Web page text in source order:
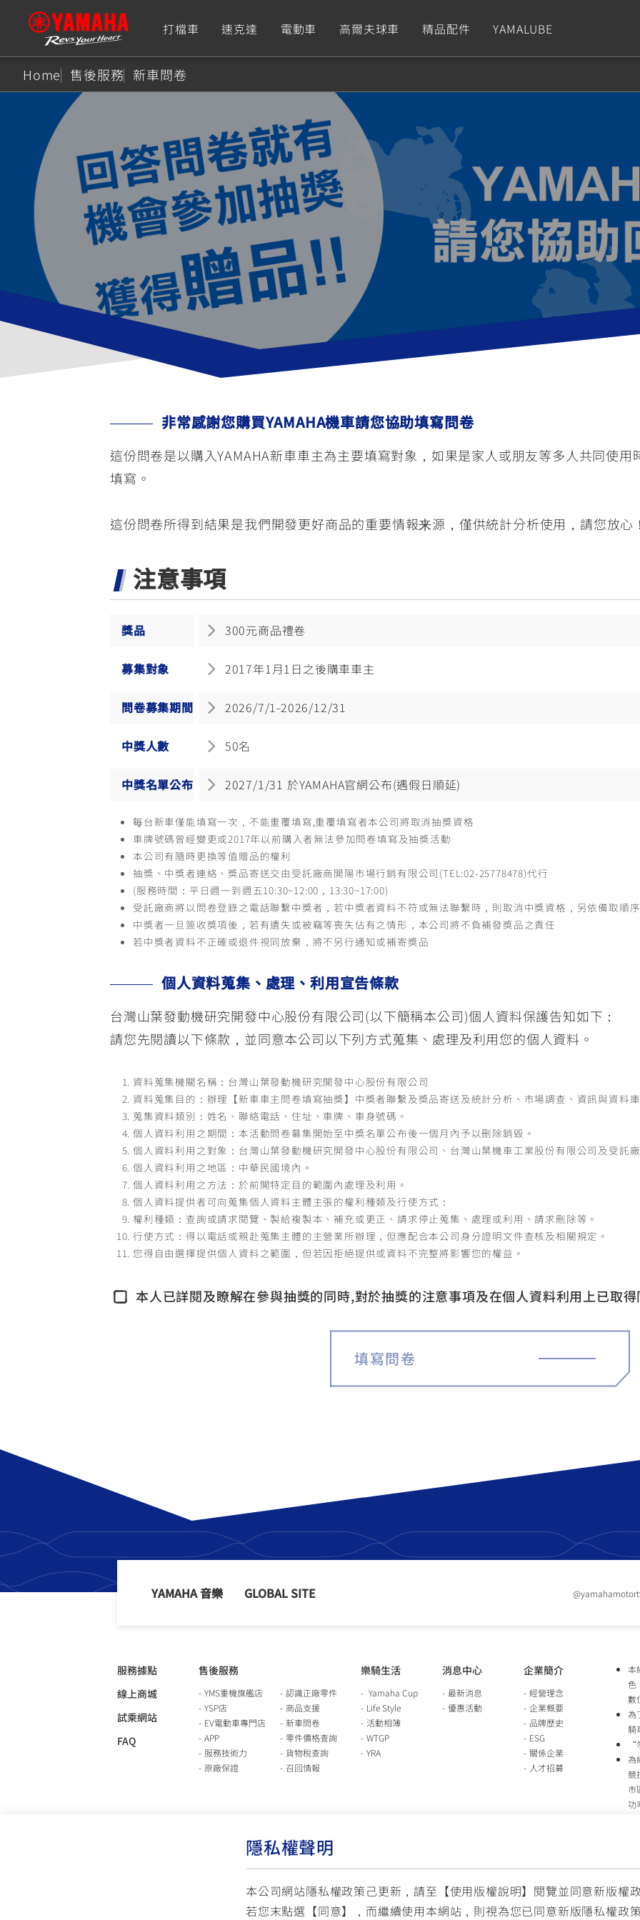
隱私權聲明
本公司網站隱私權政策己更新，請至【使用版權說明】閱覽並同意新版權
若您末點選【同意】，而繼續使用本網站，則視為您已同意新版隱私權政
打檔車 速克達 電動車 高爾夫球車 精品配件 YAMALUBE
Super Sport Hyper Naked
YZF-R9
550+
YZF-R7
550+
YZF-R3
150
MT-09 Y-AMT
550+
MT-09
550+
MT-07 Y-AMT
550+
MT-07
550+
MT-03
Premium Sport Fashion
TMAX
550+
XMAX
251~549
NMAX
150
CYGNUS XR
150
CYGNUS X
125
FORCE 2.0
125
Limi
125
Vinoora
BW'S
50
追蹤愛車
瀏覽紀錄
Home 售後服務 新車問卷
非常感謝您購買YAMAHA機車請您協助填寫問卷
這份問卷是以購入YAMAHA新車車主為主要填寫對象，如果是家人或朋友等多人共同使
填寫。
這份問卷所得到結果是我們開發更好商品的重要情報来源，僅供統計分析使用，請您放心
注意事項
獎品 300元商品禮卷
募集對象 2017年1月1日之後購車車主
問卷募集期間 2026/7/1-2026/12/31
中獎人數 50名
中獎名單公布 2027/1/31 於YAMAHA官網公布(遇假日順延)
毎台新車僅能填寫一次，不能重覆填寫,重覆填寫者本公司將取消抽獎資格
車牌號碼曾經變更或2017年以前購入者無法參加問卷填寫及抽獎活動
本公司有隨時更換等值贈品的權利
抽獎、中獎者連絡、獎品寄送交由受託廠商開陽市場行銷有限公司(TEL:02-25778478)代行
(服務時間：平日週一到週五10:30~12:00，13:30~17:00)
受託廠商將以問卷登錄之電話聯繫中獎者，若中獎者資料不符或無法聯繫時，則取消中獎資格，另依備取順
中獎者一旦簽收獎項後，若有遺失或被竊等喪失佔有之情形，本公司將不負補發獎品之責任
若中獎者資料不正確或退件視同放棄，將不另行通知或補寄獎品
個人資料蒐集、處理、利用宣告條款
台灣山葉發動機研究開發中心股份有限公司(以下簡稱本公司)個人資料保護告知如下：
請您先閱讀以下條款，並同意本公司以下列方式蒐集、處理及利用您的個人資料。
資料蒐集機關名稱：台灣山葉發動機研究開發中心股份有限公司
資料蒐集目的：辦理【新車車主問卷填寫抽獎】中獎者聯繫及獎品寄送及統計分析、市場調查、資訊與資料
蒐集資料類別：姓名、聯絡電話、住址、車牌、車身號碼。
個人資料利用之期間：本活動問卷募集開始至中獎名單公布後一個月內予以刪除銷毀。
個人資料利用之對象：台灣山葉發動機研究開發中心股份有限公司、台灣山葉機車工業股份有限公司及受託
個人資料利用之地區：中華民國境內。
個人資料利用之方法：於前開特定目的範圍內處理及利用。
個人資料提供者可向蒐集個人資料主體主張的權利種類及行使方式：
權利種類：查詢或請求閱覽、製給複製本、補充或更正、請求停止蒐集、處理或利用、請求刪除等。
行使方式：得以電話或親赴蒐集主體的主營業所辦理，但應配合本公司身分證明文件查核及相關規定。
您得自由選擇提供個人資料之範圍，但若因拒絕提供或資料不完整將影響您的權益。
本人已詳閱及瞭解在參與抽獎的同時,對於抽獎的注意事項及在個人資料利用上已取
填寫問卷
YAMAHA 音樂 GLOBAL SITE
服務據點
線上商城
試乘網站
FAQ
售後服務
YMS重機旗艦店
YSP店
EV電動車專門店
APP
服務技術力
原廠保證
認識正廠零件
商品支援
新車問卷
零件價格查詢
貨物稅查詢
召回情報
樂騎生活
Yamaha Cup
Life Style
活動相簿
WTGP
YRA
消息中心
最新消息
優惠活動
企業簡介
經營理念
企業概要
品牌歷史
ESG
關係企業
人才招募
本
色
數
為
騎
“
為
競
市
功